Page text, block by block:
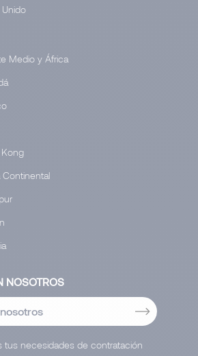
Medio y África
Continental
NOSOTROS
tus necesidades de contratación